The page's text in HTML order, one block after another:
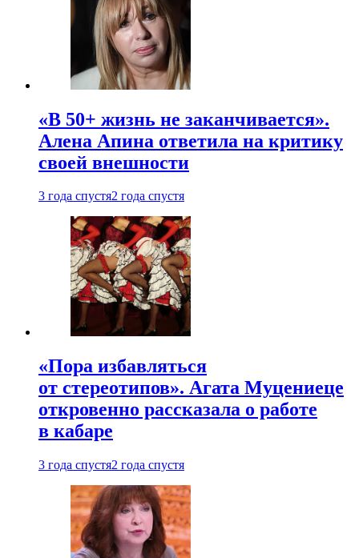
«В 50+ жизнь не заканчивается».
Алена Апина ответила на критику
своей внешности
3 года спустя2 года спустя
«Пора избавляться
от стереотипов». Агата Муцениеце
откровенно рассказала о работе
в кабаре
3 года спустя2 года спустя